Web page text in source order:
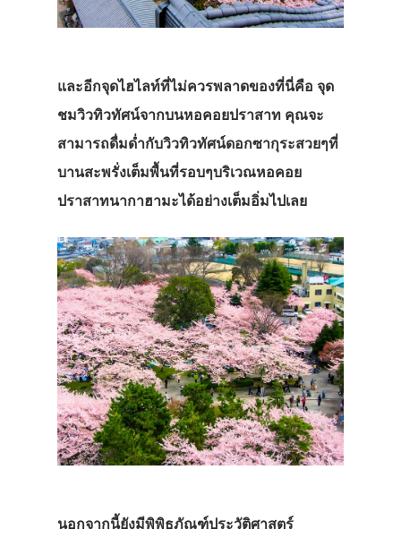
และอีกจุดไฮไลท์ที่ไม่ควรพลาดของที่นี่คือ จุด
ชมวิวทิวทัศน์จากบนหอคอยปราสาท คุณจะ
สามารถดื่มด่ำกับวิวทิวทัศน์ดอกซากุระสวยๆที่
บานสะพรั่งเต็มพื้นที่รอบๆบริเวณหอคอย
ปราสาทนากาฮามะได้อย่างเต็มอิ่มไปเลย
นอกจากนี้ยังมีพิพิธภัณฑ์ประวัติศาสตร์